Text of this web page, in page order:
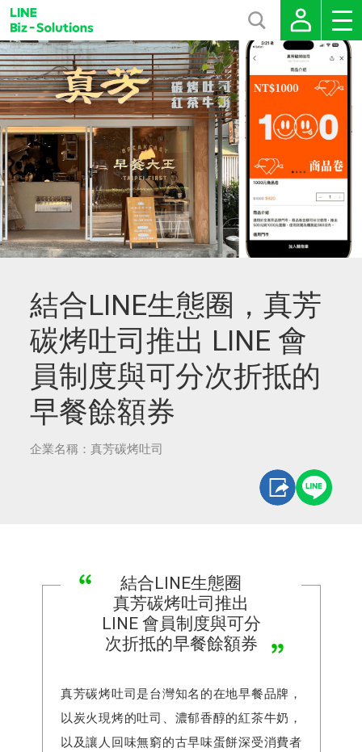
結合LINE生態圈，真芳
碳烤吐司推出 LINE 會
員制度與可分次折抵的
早餐餘額券
企業名稱：真芳碳烤吐司
結合LINE生態圈
真芳碳烤吐司推出
LINE 會員制度與可分
次折抵的早餐餘額券
真芳碳烤吐司是台灣知名的在地早餐品牌，
以炭火現烤的吐司、濃郁香醇的紅茶牛奶，
以及讓人回味無窮的古早味蛋餅深受消費者